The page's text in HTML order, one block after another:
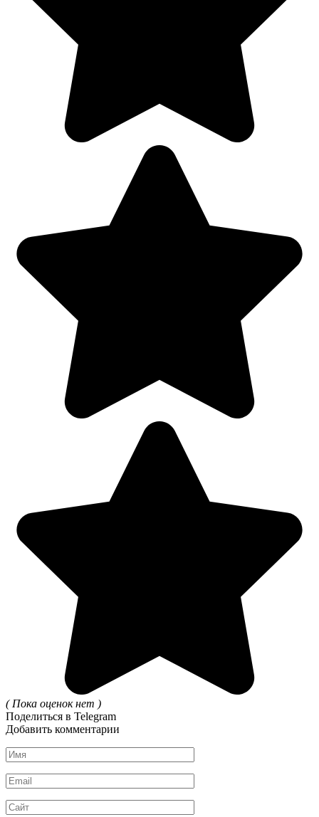
( Пока оценок нет )
Поделиться в Telegram
Добавить комментарии
Имя
*
Email
*
Сайт